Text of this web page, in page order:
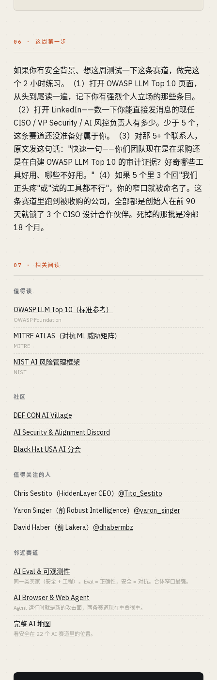
06 · 这周第一步
如果你有安全背景、想这周测试一下这条赛道，做完这
个 2 小时练习。（1）打开 OWASP LLM Top 10 页面，
从头到尾读一遍，记下你有强烈个人立场的那些条目。
（2）打开 LinkedIn——数一下你能直接发消息的现任
CISO / VP Security / AI 风控负责人有多少。少于 5 个，
这条赛道还没准备好属于你。（3）对那 5+ 个联系人，
原文发这句话："快速一句——你们团队现在是在采购还
是在自建 OWASP LLM Top 10 的审计证据？好奇哪些工
具好用、哪些不好用。"（4）如果 5 个里 3 个回"我们
正头疼"或"试的工具都不行"，你的窄口就被命名了。这
条赛道里跑到被收购的公司，全部都是创始人在前 90
天就锁了 3 个 CISO 设计合作伙伴。死掉的那批是冷邮
18 个月。
07 · 相关阅读
值得读
OWASP LLM Top 10（标准参考）
OWASP Foundation
MITRE ATLAS（对抗 ML 威胁矩阵）
MITRE
NIST AI 风险管理框架
NIST
社区
DEF CON AI Village
AI Security & Alignment Discord
Black Hat USA AI 分会
值得关注的人
Chris Sestito（HiddenLayer CEO） @Tito_Sestito
Yaron Singer（前 Robust Intelligence） @yaron_singer
David Haber（前 Lakera） @dhabermbz
邻近赛道
AI Eval & 可观测性
同一类买家（安全 + 工程）。Eval = 正确性，安全 = 对抗。合体窄口最强。
AI Browser & Web Agent
Agent 运行时就是新的攻击面，两条赛道现在重叠很重。
完整 AI 地图
看安全在 22 个 AI 赛道里的位置。